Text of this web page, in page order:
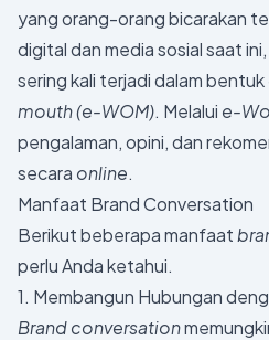
yang orang-orang bicarakan
digital dan media sosial saat ini,
sering kali terjadi dalam bentuk
mouth (e-WOM). Melalui e-
pengalaman, opini, dan
secara online.
Manfaat Brand Conversation
Berikut beberapa manfaat
perlu Anda ketahui.
1. Membangun Hubungan
Brand conversation